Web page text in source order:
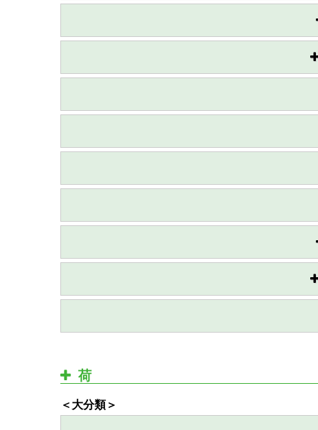
荷
＜大分類＞